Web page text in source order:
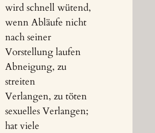
wird schnell wütend,
wenn Abläufe nicht
nach seiner
Vorstellung laufen
Abneigung, zu
streiten
Verlangen, zu töten
sexuelles Verlangen;
hat viele